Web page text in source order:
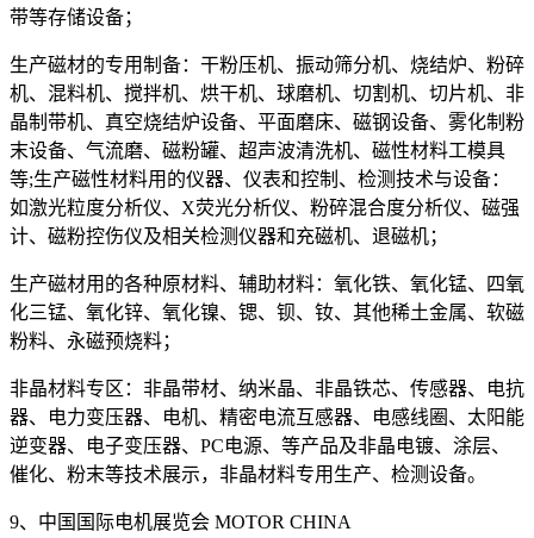
带等存储设备；
生产磁材的专用制备：干粉压机、振动筛分机、烧结炉、粉碎
机、混料机、搅拌机、烘干机、球磨机、切割机、切片机、非
晶制带机、真空烧结炉设备、平面磨床、磁钢设备、雾化制粉
末设备、气流磨、磁粉罐、超声波清洗机、磁性材料工模具
等;生产磁性材料用的仪器、仪表和控制、检测技术与设备：
如激光粒度分析仪、X荧光分析仪、粉碎混合度分析仪、磁强
计、磁粉控伤仪及相关检测仪器和充磁机、退磁机；
生产磁材用的各种原材料、辅助材料：氧化铁、氧化锰、四氧
化三锰、氧化锌、氧化镍、锶、钡、钕、其他稀土金属、软磁
粉料、永磁预烧料；
非晶材料专区：非晶带材、纳米晶、非晶铁芯、传感器、电抗
器、电力变压器、电机、精密电流互感器、电感线圈、太阳能
逆变器、电子变压器、PC电源、等产品及非晶电镀、涂层、
催化、粉末等技术展示，非晶材料专用生产、检测设备。
9、中国国际电机展览会 MOTOR CHINA